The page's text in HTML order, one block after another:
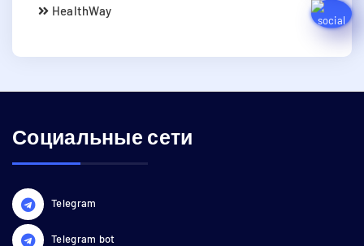
HealthWay
Социальные сети
Telegram
Telegram bot